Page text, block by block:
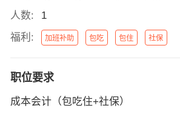
人数:
1
福利:
加班补助 包吃 包住 社保
职位要求
成本会计（包吃住+社保）